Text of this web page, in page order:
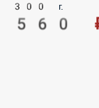
300 г.
560